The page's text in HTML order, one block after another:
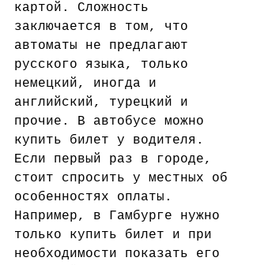
картой. Сложность
заключается в том, что
автоматы не предлагают
русского языка, только
немецкий, иногда и
английский, турецкий и
прочие. В автобусе можно
купить билет у водителя.
Если первый раз в городе,
стоит спросить у местных об
особенностях оплаты.
Например, в Гамбурге нужно
только купить билет и при
необходимости показать его